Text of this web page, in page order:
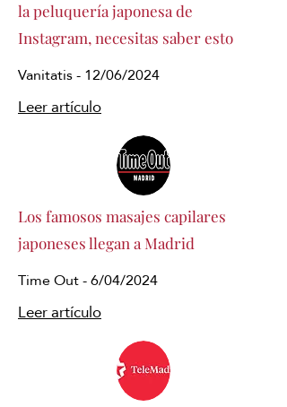
la peluquería japonesa de
Instagram, necesitas saber esto
Vanitatis - 12/06/2024
Leer artículo
Los famosos masajes capilares
japoneses llegan a Madrid
Time Out - 6/04/2024
Leer artículo